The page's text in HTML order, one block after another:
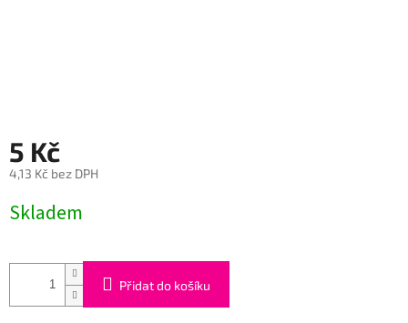
5 Kč
4,13 Kč bez DPH
cena:
Skladem
Přidat do košíku